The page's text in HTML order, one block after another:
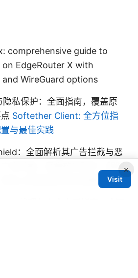
comprehensive guide to
EdgeRouter X with
and WireGuard options
私保护：全面指南，覆盖原
Softether Client: 全方位指
与最佳实践
：全面解析其广告拦截与恶
告拦截、恶意软件防护、跟踪
化上网体验的实际效果对比
×
Visit